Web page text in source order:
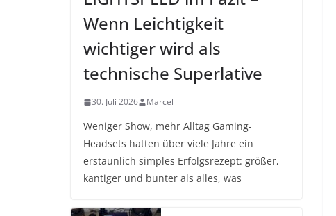
Wenn Leichtigkeit
wichtiger wird als
technische Superlative
30. Juli 2026 Marcel
Weniger Show, mehr Alltag Gaming-
Headsets hatten über viele Jahre ein
erstaunlich simples Erfolgsrezept: größer,
kantiger und bunter als alles, was